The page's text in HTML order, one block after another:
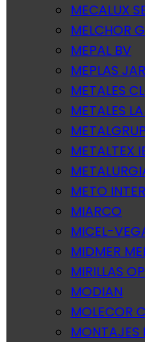
MECALUX
MELCHOR
MEPAL BV
MEPLAS JAR
METALES
METALES
METALGRUP
METALTEX
METO
MIARCO
MICEL-
MIDMER
MIRILLAS
MODIAN
MOLECOR
MONTAJES